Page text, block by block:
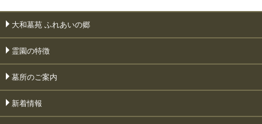
大和墓苑 ふれあいの郷
霊園の特徴
墓所のご案内
新着情報